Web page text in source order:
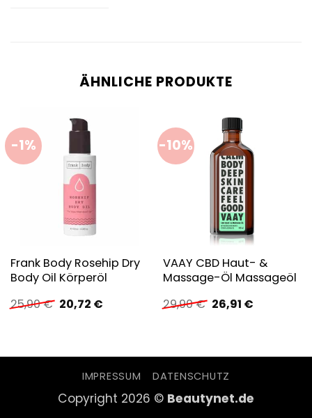
ÄHNLICHE PRODUKTE
-1%
Frank Body Rosehip Dry
Body Oil Körperöl
25,90€ Ursprünglicher
Preis
20,72 €Aktueller
-10%
VAAY CBD Haut- &
Massage-Öl Massageöl
29,90€ Ursprünglicher
Preis
26,91 €Aktueller
IMPRESSUM DATENSCHUTZ
Copyright 2026 © Beautynet.de